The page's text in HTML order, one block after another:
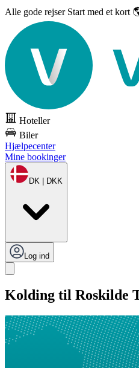
Alle gode rejser Start med et kort
Hoteller
Biler
Hjælpecenter
Mine bookinger
DK | DKK
Log ind
Kolding til Roskilde